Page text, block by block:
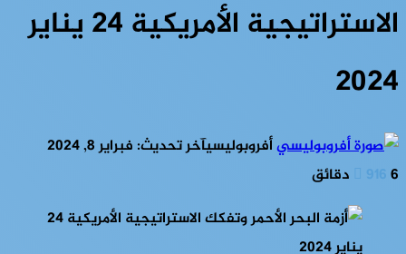
الاستراتيجية الأمريكية 24 يناير
2024
أفروبوليسيآخر تحديث: فبراير 8, 2024
9166 دقائق